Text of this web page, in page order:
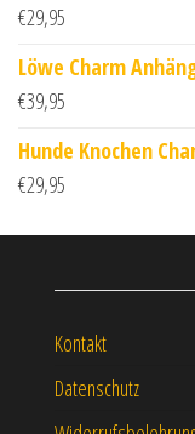
€29,95
Löwe Charm
€39,95
Hunde Knochen
€29,95
Kontakt
Datenschutz